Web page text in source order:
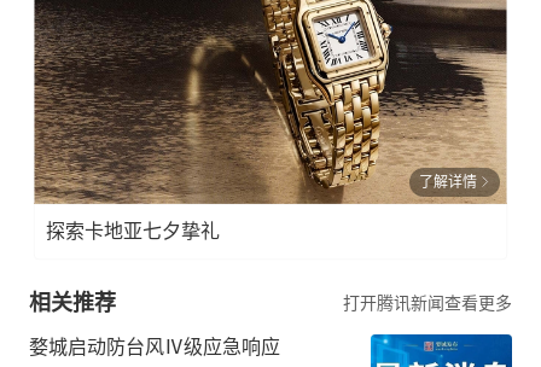
了解详情
探索卡地亚七夕挚礼
相关推荐 打开腾讯新闻查看更多
婺城启动防台风Ⅳ级应急响应